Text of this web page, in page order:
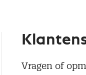
Vragen of